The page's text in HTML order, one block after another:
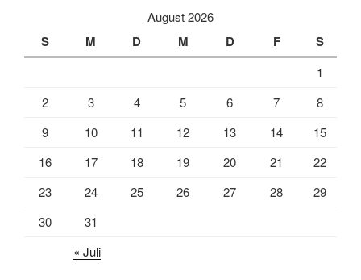
August 2026
S M D M D F S
1
2
3 4 5 6 7
8
9
10 11 12 13 14
15
16
17 18 19 20 21
22
23
24 25 26 27 28
29
30
31
« Juli